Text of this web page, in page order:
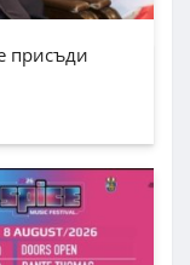
присъди